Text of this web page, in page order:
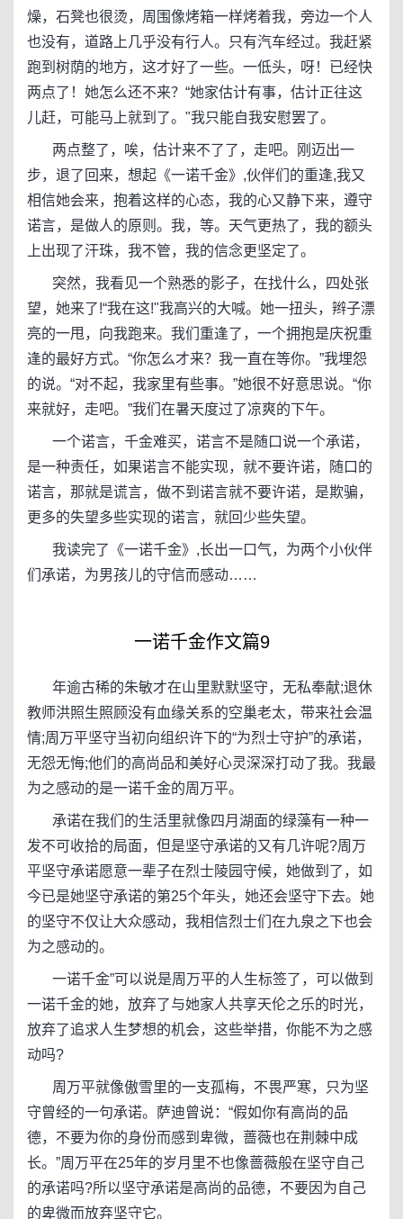
燥，石凳也很烫，周围像烤箱一样烤着我，旁边一个人
也没有，道路上几乎没有行人。只有汽车经过。我赶紧
跑到树荫的地方，这才好了一些。一低头，呀！已经快
两点了！她怎么还不来？“她家估计有事，估计正往这
儿赶，可能马上就到了。"我只能自我安慰罢了。
两点整了，唉，估计来不了了，走吧。刚迈出一
步，退了回来，想起《一诺千金》,伙伴们的重逢,我又
相信她会来，抱着这样的心态，我的心又静下来，遵守
诺言，是做人的原则。我，等。天气更热了，我的额头
上出现了汗珠，我不管，我的信念更坚定了。
突然，我看见一个熟悉的影子，在找什么，四处张
望，她来了!“我在这!"我高兴的大喊。她一扭头，辫子漂
亮的一甩，向我跑来。我们重逢了，一个拥抱是庆祝重
逢的最好方式。“你怎么才来？我一直在等你。”我埋怨
的说。“对不起，我家里有些事。”她很不好意思说。“你
来就好，走吧。”我们在暑天度过了凉爽的下午。
一个诺言，千金难买，诺言不是随口说一个承诺，
是一种责任，如果诺言不能实现，就不要许诺，随口的
诺言，那就是谎言，做不到诺言就不要许诺，是欺骗，
更多的失望多些实现的诺言，就回少些失望。
我读完了《一诺千金》,长出一口气，为两个小伙伴
们承诺，为男孩儿的守信而感动……
一诺千金作文篇9
年逾古稀的朱敏才在山里默默坚守，无私奉献;退休
教师洪照生照顾没有血缘关系的空巢老太，带来社会温
情;周万平坚守当初向组织许下的“为烈士守护”的承诺，
无怨无悔;他们的高尚品和美好心灵深深打动了我。我最
为之感动的是一诺千金的周万平。
承诺在我们的生活里就像四月湖面的绿藻有一种一
发不可收拾的局面，但是坚守承诺的又有几许呢?周万
平坚守承诺愿意一辈子在烈士陵园守候，她做到了，如
今已是她坚守承诺的第25个年头，她还会坚守下去。她
的坚守不仅让大众感动，我相信烈士们在九泉之下也会
为之感动的。
一诺千金”可以说是周万平的人生标签了，可以做到
一诺千金的她，放弃了与她家人共享天伦之乐的时光，
放弃了追求人生梦想的机会，这些举措，你能不为之感
动吗?
周万平就像傲雪里的一支孤梅，不畏严寒，只为坚
守曾经的一句承诺。萨迪曾说：“假如你有高尚的品
德，不要为你的身份而感到卑微，蔷薇也在荆棘中成
长。”周万平在25年的岁月里不也像蔷薇般在坚守自己
的承诺吗?所以坚守承诺是高尚的品德，不要因为自己
的卑微而放弃坚守它。